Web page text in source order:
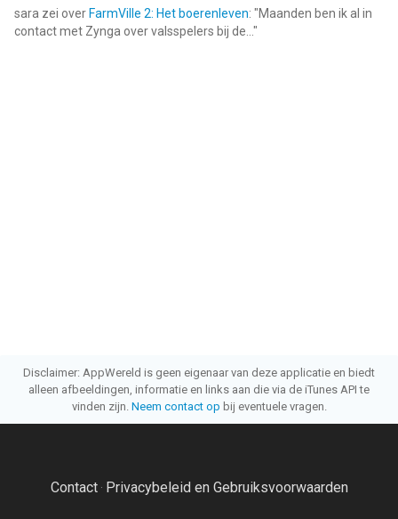
sara zei over FarmVille 2: Het boerenleven: "Maanden ben ik al in
contact met Zynga over valsspelers bij de... "
Disclaimer: AppWereld is geen eigenaar van deze applicatie en biedt
alleen afbeeldingen, informatie en links aan die via de iTunes API te
vinden zijn. Neem contact op bij eventuele vragen.
Contact· Privacybeleid en Gebruiksvoorwaarden